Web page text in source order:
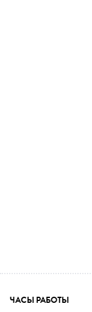
ЧАСЫ РАБОТЫ